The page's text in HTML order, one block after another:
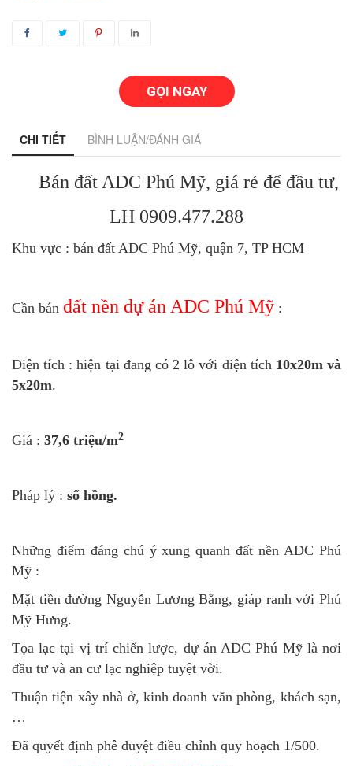
GỌI NGAY
CHI TIẾT BÌNH LUẬN/ĐÁNH GIÁ
Bán đất ADC Phú Mỹ, giá rẻ để đầu tư,
LH 0909.477.288
Khu vực : bán đất ADC Phú Mỹ, quận 7, TP HCM
Cần bán đất nền dự án ADC Phú Mỹ :
Diện tích : hiện tại đang có 2 lô với diện tích 10x20m và
5x20m.
Giá : 37,6 triệu/m2
Pháp lý : sổ hồng.
Những điểm đáng chú ý xung quanh đất nền ADC Phú
Mỹ :
Mặt tiền đường Nguyễn Lương Bằng, giáp ranh với Phú
Mỹ Hưng.
Tọa lạc tại vị trí chiến lược, dự án ADC Phú Mỹ là nơi
đầu tư và an cư lạc nghiệp tuyệt vời.
Thuận tiện xây nhà ở, kinh doanh văn phòng, khách sạn,
…
Đã quyết định phê duyệt điều chỉnh quy hoạch 1/500.